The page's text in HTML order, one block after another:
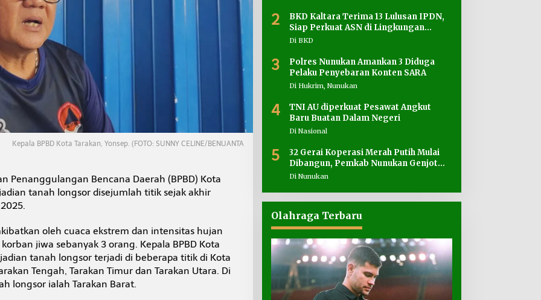
Kepala BPBD Kota Tarakan, Yonsep. (FOTO: SUNNY CELINE/BENUANTA
Penanggulangan Bencana Daerah (BPBD) Kota
tanah longsor disejumlah titik sejak akhir
oleh cuaca ekstrem dan intensitas hujan
jiwa sebanyak 3 orang. Kepala BPBD Kota
tanah longsor terjadi di beberapa titik di Kota
Tengah, Tarakan Timur dan Tarakan Utara. Di
longsor ialah Tarakan Barat.
2
BKD Kaltara Terima 13 Lulusan IPDN,
Siap Perkuat ASN di Lingkungan
Pemprov
Di BKD
3
Polres Nunukan Amankan 3 Diduga
Pelaku Penyebaran Konten SARA
Di Hukrim, Nunukan
4
TNI AU diperkuat Pesawat Angkut
Baru Buatan Dalam Negeri
Di Nasional
5
32 Gerai Koperasi Merah Putih Mulai
Dibangun, Pemkab Nunukan Genjot
Penyediaan Lahan
Di Nunukan
Olahraga Terbaru